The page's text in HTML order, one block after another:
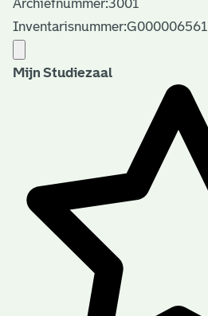
Archiefnummer:3001
Inventarisnummer:G000006561
Mijn Studiezaal